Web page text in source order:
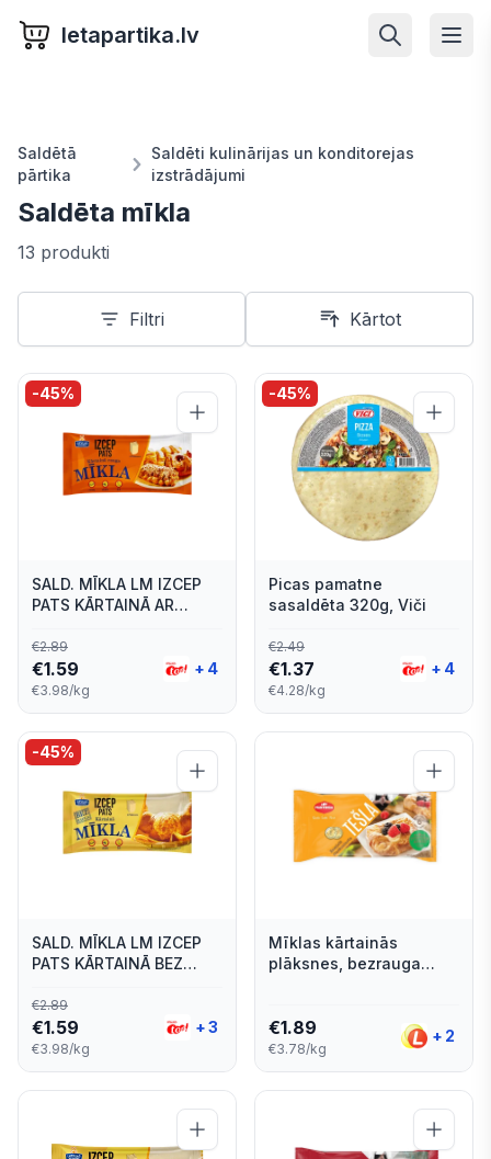
letapartika.lv
Saldētā
pārtika
Saldēti kulinārijas un konditorejas
izstrādājumi
Saldēta mīkla
13 produkti
Filtri Kārtot
-45%
SALD. MĪKLA LM IZCEP
PATS KĀRTAINĀ AR
€2.89
€1.59
€3.98/kg
+ 4
-45%
Picas pamatne
sasaldēta 320g, Viči
€2.49
€1.37
€4.28/kg
+ 4
-45%
SALD. MĪKLA LM IZCEP
PATS KĀRTAINĀ BEZ
€2.89
€1.59
€3.98/kg
+3
Mīklas kārtainās
plāksnes, bezrauga
€1.89
€3.78/kg
+ 2